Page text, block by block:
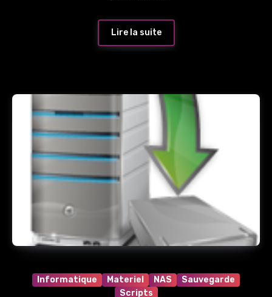
Lire la suite
Informatique Materiel NAS
Sauvegarde
Scripts